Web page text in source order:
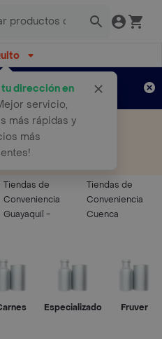
tu dirección en
servicio,
más rápidas y
más
semanas
Aplican TyC
a
Tiendas de
Conveniencia
Guayaquil -
Tiendas de
Conveniencia
Cuenca
Especializado Fruver